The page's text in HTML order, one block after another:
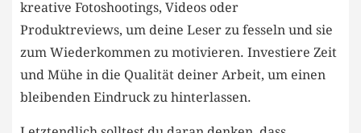
kreative Fotoshootings, Videos oder
Produktreviews,⁢ um deine Leser⁣ zu fesseln und sie
zum ‌Wiederkommen zu motivieren. Investiere Zeit
und Mühe in die Qualität deiner Arbeit, um einen
bleibenden Eindruck zu hinterlassen.